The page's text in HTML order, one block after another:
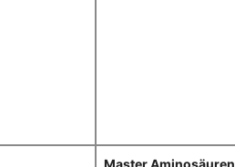
Master Aminosäuren